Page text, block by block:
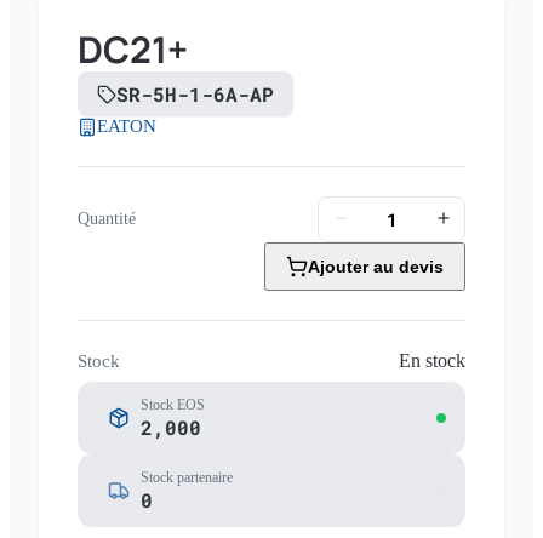
DC21+
SR-5H-1-6A-AP
EATON
Quantité
Ajouter au devis
Stock En stock
Stock EOS
2,000
Stock partenaire
0